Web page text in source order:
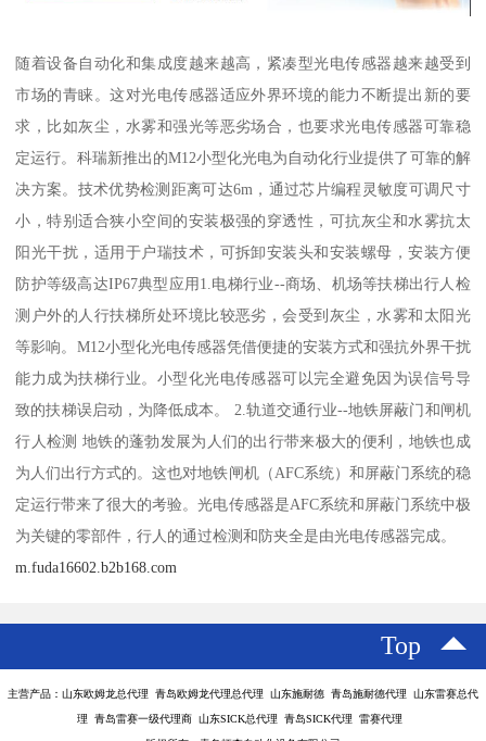
随着设备自动化和集成度越来越高，紧凑型光电传感器越来越受到
市场的青睐。这对光电传感器适应外界环境的能力不断提出新的要
求，比如灰尘，水雾和强光等恶劣场合，也要求光电传感器可靠稳
定运行。科瑞新推出的M12小型化光电为自动化行业提供了可靠的解
决方案。技术优势检测距离可达6m，通过芯片编程灵敏度可调尺寸
小，特别适合狭小空间的安装极强的穿透性，可抗灰尘和水雾抗太
阳光干扰，适用于户瑞技术，可拆卸安装头和安装螺母，安装方便
防护等级高达IP67典型应用1.电梯行业--商场、机场等扶梯出行人检
测户外的人行扶梯所处环境比较恶劣，会受到灰尘，水雾和太阳光
等影响。M12小型化光电传感器凭借便捷的安装方式和强抗外界干扰
能力成为扶梯行业。小型化光电传感器可以完全避免因为误信号导
致的扶梯误启动，为降低成本。 2.轨道交通行业--地铁屏蔽门和闸机
行人检测 地铁的蓬勃发展为人们的出行带来极大的便利，地铁也成
为人们出行方式的。这也对地铁闸机（AFC系统）和屏蔽门系统的稳
定运行带来了很大的考验。光电传感器是AFC系统和屏蔽门系统中极
为关键的零部件，行人的通过检测和防夹全是由光电传感器完成。
m.fuda16602.b2b168.com
Top
主营产品：山东欧姆龙总代理 青岛欧姆龙代理总代理 山东施耐德 青岛施耐德代理 山东雷赛总代
理 青岛雷赛一级代理商 山东SICK总代理 青岛SICK代理 雷赛代理